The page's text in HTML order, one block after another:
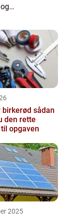
sådan
den rette
opgaven
2025